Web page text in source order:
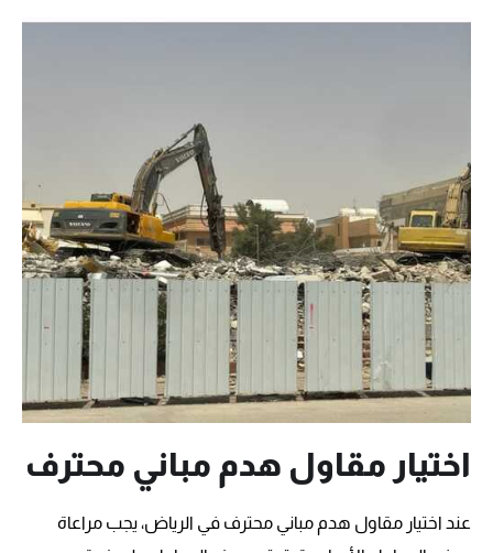
اختيار مقاول هدم مباني محترف
عند اختيار مقاول هدم مباني محترف في الرياض، يجب مراعاة